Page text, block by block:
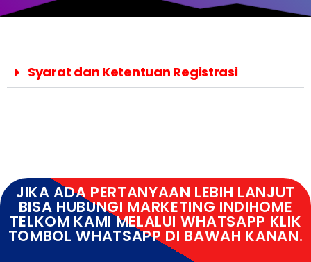
Syarat dan Ketentuan Registrasi
JIKA ADA PERTANYAAN LEBIH LANJUT
BISA HUBUNGI MARKETING INDIHOME
TELKOM KAMI MELALUI WHATSAPP KLIK
TOMBOL WHATSAPP DI BAWAH KANAN.